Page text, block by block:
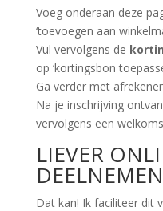
Voeg onderaan deze
‘toevoegen aan
Vul vervolgens de
op ‘kortingsbon
Ga verder met
Na je inschrijving
vervolgens een
LIEVER
Dat kan! Ik faciliteer dit